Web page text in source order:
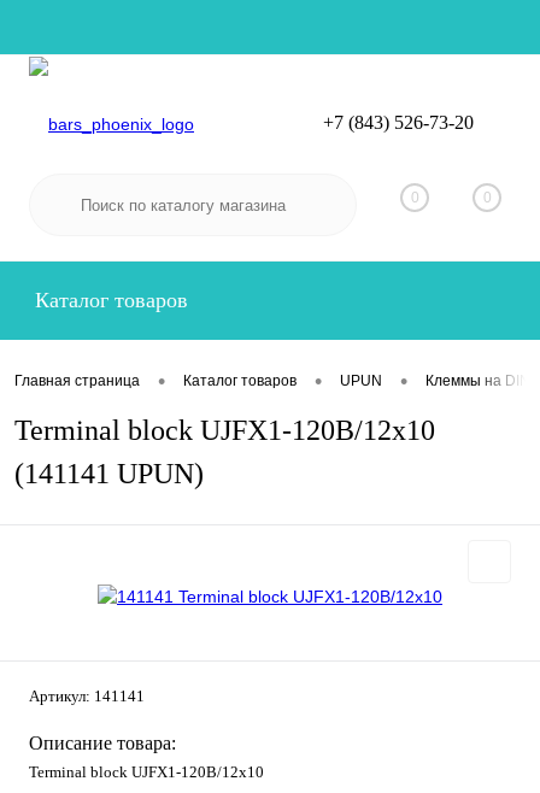
Вход
+7 (843) 526-73-20
0 0
Каталог товаров
Главная страница • Каталог товаров • UPUN • Клеммы на DIN-
Terminal block UJFX1-120B/12x10
(141141 UPUN)
Артикул: 141141
Описание товара:
Terminal block UJFX1-120B/12x10